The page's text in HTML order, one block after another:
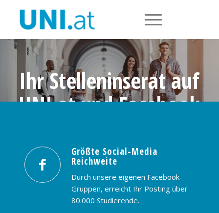
Ihr Stelleninserat auf
UNI.at und Facebook
PREISE & BUCHUNG KONTAKT
Größte Social-Media
Reichweite
Durch unsere eigenen Facebook-
Gruppen, erreicht Ihr Posting über
80.000 Studierende.